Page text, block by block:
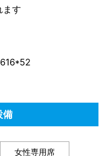
ます
備
女性専用席